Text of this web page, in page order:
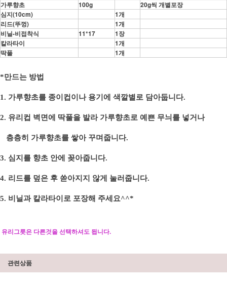
가루향초
100g
20g씩 개별포장
심지(10cm)
1개
리드(뚜껑)
1개
비닐-비접착식
11*17
1장
칼라타이
1개
딱풀
1개
*만드는 방법
1. 가루향초를 종이컵이나 용기에 색깔별로 담아둡니다.
2. 유리컵 벽면에 딱풀을 발라 가루향초로 예쁜 무늬를 넣거나
층층히 가루향초를 쌓아 꾸며줍니다.
3. 심지를 향초 안에 꽂아줍니다.
4. 리드를 덮은 후 쏟아지지 않게 눌러줍니다.
5. 비닐과 칼라타이로 포장해 주세요^^*
유리그릇은 다른것을 선택하셔도 됩니다.
관련상품